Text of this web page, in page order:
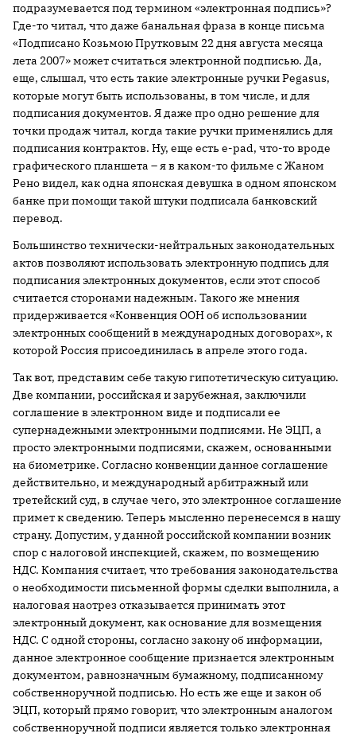
подразумевается под термином «электронная подпись»?
Где-то читал, что даже банальная фраза в конце письма
«Подписано Козьмою Прутковым 22 дня августа месяца
лета 2007» может считаться электронной подписью. Да,
еще, слышал, что есть такие электронные ручки Pegasus,
которые могут быть использованы, в том числе, и для
подписания документов. Я даже про одно решение для
точки продаж читал, когда такие ручки применялись для
подписания контрактов. Ну, еще есть e-pad, что-то вроде
графического планшета – я в каком-то фильме с Жаном
Рено видел, как одна японская девушка в одном японском
банке при помощи такой штуки подписала банковский
перевод.
Большинство технически-нейтральных законодательных
актов позволяют использовать электронную подпись для
подписания электронных документов, если этот способ
считается сторонами надежным. Такого же мнения
придерживается «Конвенция ООН об использовании
электронных сообщений в международных договорах», к
которой Россия присоединилась в апреле этого года.
Так вот, представим себе такую гипотетическую ситуацию.
Две компании, российская и зарубежная, заключили
соглашение в электронном виде и подписали ее
супернадежными электронными подписями. Не ЭЦП, а
просто электронными подписями, скажем, основанными
на биометрике. Согласно конвенции данное соглашение
действительно, и международный арбитражный или
третейский суд, в случае чего, это электронное соглашение
примет к сведению. Теперь мысленно перенесемся в нашу
страну. Допустим, у данной российской компании возник
спор с налоговой инспекцией, скажем, по возмещению
НДС. Компания считает, что требования законодательства
о необходимости письменной формы сделки выполнила, а
налоговая наотрез отказывается принимать этот
электронный документ, как основание для возмещения
НДС. С одной стороны, согласно закону об информации,
данное электронное сообщение признается электронным
документом, равнозначным бумажному, подписанному
собственноручной подписью. Но есть же еще и закон об
ЭЦП, который прямо говорит, что электронным аналогом
собственноручной подписи является только электронная